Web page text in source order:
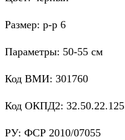
Размер: р-р 6
Параметры: 50-55 см
Код ВМИ: 301760
Код ОКПД2: 32.50.22.125
РУ: ФСР 2010/07055